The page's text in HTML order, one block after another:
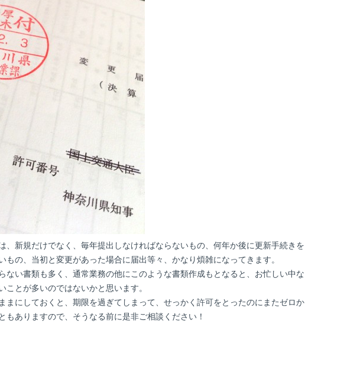
、新規だけでなく、毎年提出しなければならないもの、何年か後に更新手続きを
もの、当初と変更があった場合に届出等々、かなり煩雑になってきます。
ない書類も多く、通常業務の他にこのような書類作成もとなると、お忙しい中な
ことが多いのではないかと思います。
まにしておくと、期限を過ぎてしまって、せっかく許可をとったのにまたゼロか
もありますので、そうなる前に是非ご相談ください！